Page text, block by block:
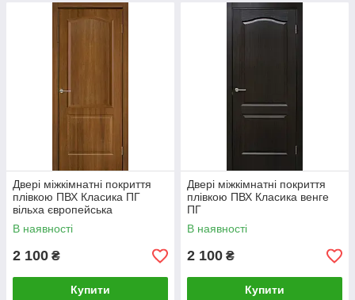
Двері міжкімнатні покриття
плівкою ПВХ Класика ПГ
вільха європейська
В наявності
2 100 ₴
Купити
Двері міжкімнатні покриття
плівкою ПВХ Класика венге
ПГ
В наявності
2 100 ₴
Купити